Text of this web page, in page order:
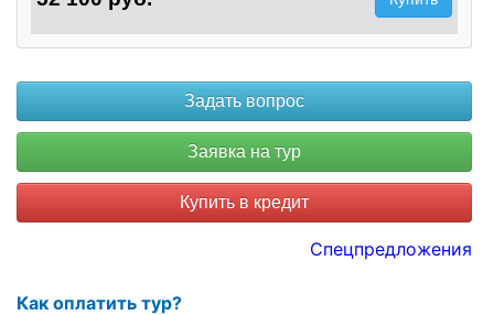
Купить в кредит
Спецпредложения
Как оплатить тур?